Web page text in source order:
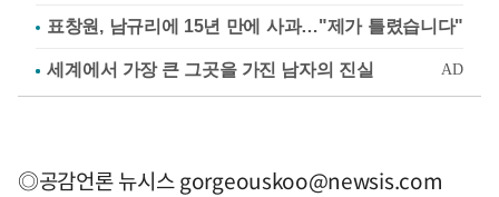
표창원, 남규리에 15년 만에 사과…"제가 틀렸습니다"
◎공감언론 뉴시스gorgeouskoo@newsis.com